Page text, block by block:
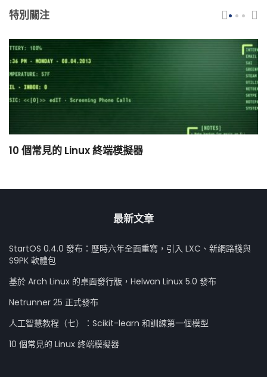
特別關注
10 個常見的 Linux 終端模擬器
最新文章
StartOS 0.4.0 發布：歷時六年全面重寫，引入 LXC、新網路棧與
S9PK 軟體包
基於 Arch Linux 的桌面發行版，Helwan Linux 5.0 發布
Netrunner 25 正式發布
人工智慧教程（七）：Scikit-learn 和訓練第一個模型
10 個常見的 Linux 終端模擬器